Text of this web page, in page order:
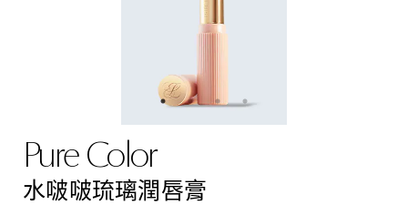
Pure Color
水啵啵琉璃潤唇膏